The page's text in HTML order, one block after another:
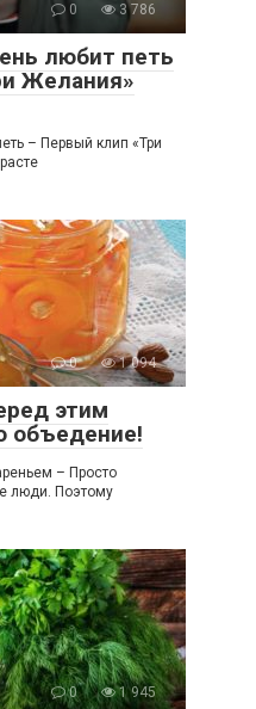
0 3 786
любит петь
Желания»
– Первый клип «Три
0 1 094
этим
объедение!
– Просто
люди. Поэтому
0 1 945